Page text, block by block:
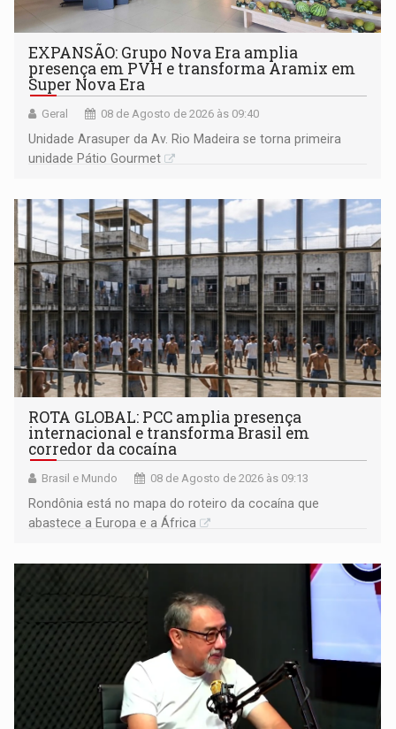
EXPANSÃO: Grupo Nova Era amplia
presença em PVH e transforma Aramix em
Super Nova Era
Geral 08 de Agosto de 2026 às 09:40
Unidade Arasuper da Av. Rio Madeira se torna primeira
unidade Pátio Gourmet
ROTA GLOBAL: PCC amplia presença
internacional e transforma Brasil em
corredor da cocaína
Brasil e Mundo 08 de Agosto de 2026 às 09:13
Rondônia está no mapa do roteiro da cocaína que
abastece a Europa e a África